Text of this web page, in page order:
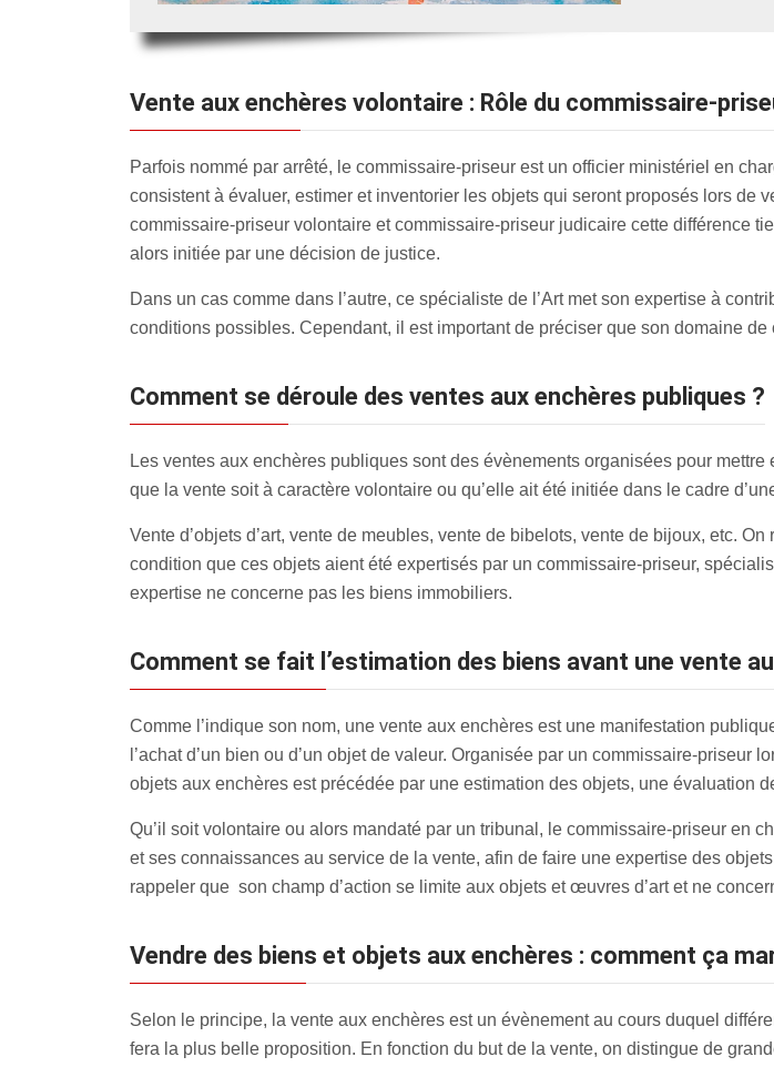
Vente aux enchères volontaire : Rôle du commissaire-
Parfois nommé par arrêté, le commissaire-priseur est un officier ministériel en
consistent à évaluer, estimer et inventorier les objets qui seront proposés lors de
commissaire-priseur volontaire et commissaire-priseur judicaire cette différence
alors initiée par une décision de justice.
Dans un cas comme dans l’autre, ce spécialiste de l’Art met son expertise à
conditions possibles. Cependant, il est important de préciser que son domaine
Comment se déroule des ventes aux enchères publiques ?
Les ventes aux enchères publiques sont des évènements organisées pour
que la vente soit à caractère volontaire ou qu’elle ait été initiée dans le cadre
Vente d’objets d’art, vente de meubles, vente de bibelots, vente de bijoux, etc.
condition que ces objets aient été expertisés par un commissaire-priseur,
expertise ne concerne pas les biens immobiliers.
Comment se fait l’estimation des biens avant une vente
Comme l’indique son nom, une vente aux enchères est une manifestation
l’achat d’un bien ou d’un objet de valeur. Organisée par un commissaire-
objets aux enchères est précédée par une estimation des objets, une évaluation
Qu’il soit volontaire ou alors mandaté par un tribunal, le commissaire-priseur en
et ses connaissances au service de la vente, afin de faire une expertise des
rappeler que son champ d’action se limite aux objets et œuvres d’art et ne
Vendre des biens et objets aux enchères : comment ça
Selon le principe, la vente aux enchères est un évènement au cours duquel
fera la plus belle proposition. En fonction du but de la vente, on distingue de